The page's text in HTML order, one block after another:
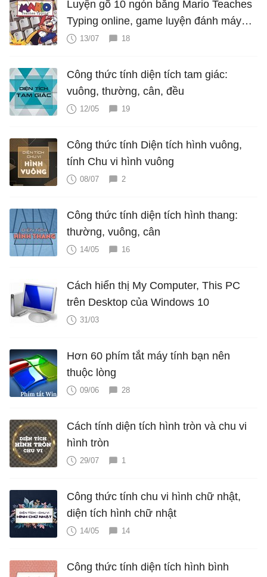
Luyện gõ 10 ngón bằng Mario Teaches
Typing online, game luyện đánh máy
cực hấp dẫn
13/07 18
Công thức tính diện tích tam giác:
vuông, thường, cân, đều
12/05 19
Công thức tính Diện tích hình vuông,
tính Chu vi hình vuông
08/07 2
Công thức tính diện tích hình thang:
thường, vuông, cân
14/05 16
Cách hiển thị My Computer, This PC
trên Desktop của Windows 10
31/03
Hơn 60 phím tắt máy tính bạn nên
thuộc lòng
09/06 28
Cách tính diện tích hình tròn và chu vi
hình tròn
29/07 1
Công thức tính chu vi hình chữ nhật,
diện tích hình chữ nhật
14/05 14
Công thức tính diện tích hình bình